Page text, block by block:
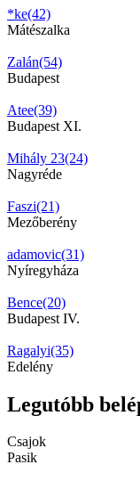
*ke(42)
Mátészalka
Zalán(54)
Budapest
Atee(39)
Budapest XI.
Mihály 23(24)
Nagyréde
Faszi(21)
Mezőberény
adamovic(31)
Nyíregyháza
Bence(20)
Budapest IV.
Ragalyi(35)
Edelény
Legutóbb
Csajok
Pasik